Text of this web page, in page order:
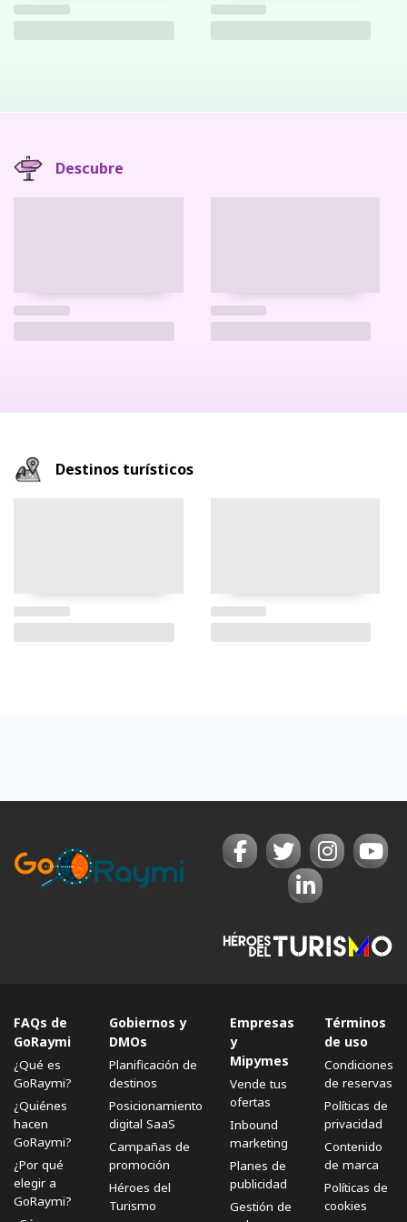
Descubre
Destinos turísticos
FAQs de
GoRaymi
¿Qué es
GoRaymi?
¿Quiénes
hacen
GoRaymi?
¿Por qué
elegir a
GoRaymi?
Gobiernos y
DMOs
Planificación de
destinos
Posicionamiento
digital SaaS
Campañas de
promoción
Héroes del
Turismo
Empresas
y
Mipymes
Vende tus
ofertas
Inbound
marketing
Planes de
publicidad
Gestión de
Términos
de uso
Condiciones
de reservas
Políticas de
privacidad
Contenido
de marca
Políticas de
cookies